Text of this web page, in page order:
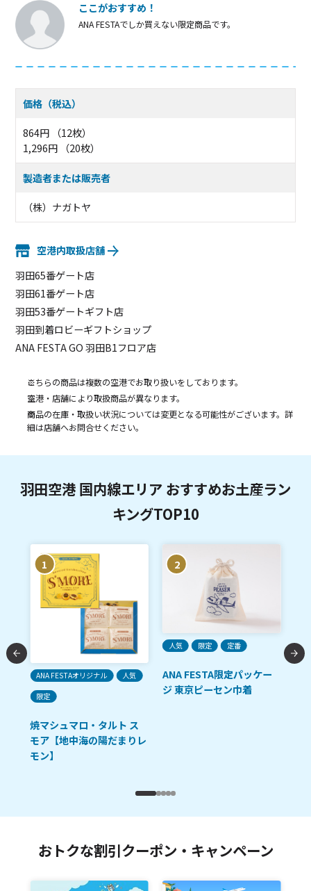
ここがおすすめ！
ANA FESTAでしか買えない限定商品です。
価格（税込）
864円 （12枚）
1,296円 （20枚）
製造者または販売者
（株）ナガトヤ
空港内取扱店舗
羽田65番ゲート店
羽田61番ゲート店
羽田53番ゲートギフト店
羽田到着ロビーギフトショップ
ANA FESTA GO 羽田B1フロア店
こちらの商品は複数の空港でお取り扱いをしております。
空港・店舗により取扱商品が異なります。
商品の在庫・取扱い状況については変更となる可能性がございます。詳
細は店舗へお問合せください。
羽田空港 国内線エリア おすすめお土産ラン
キングTOP10
1
ANA FESTAオリジナル
人気
限定
焼マシュマロ・タルト ス
モア【地中海の陽だまりレ
モン】
2
人気 限定 定番
ANA FESTA限定パッケー
ジ 東京ピーセン巾着
おトクな割引クーポン・キャンペーン